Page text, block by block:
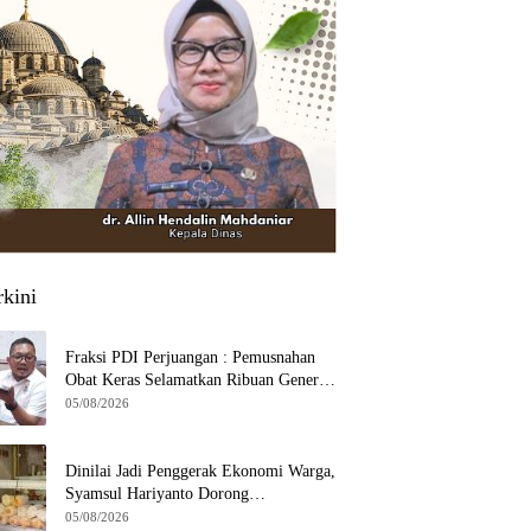
Fraksi PDI Perjuangan : Pemusnahan
Obat Keras Selamatkan Ribuan Generasi
Muda Tangsel
05/08/2026
Dinilai Jadi Penggerak Ekonomi Warga,
Syamsul Hariyanto Dorong
Pengembangan Budidaya Jamur Crispy
05/08/2026